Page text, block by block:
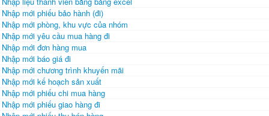
Nhập mới phiếu bảo hành (đi)
Nhập mới phòng, khu vực của nhóm
Nhập mới yêu cầu mua hàng đi
Nhập mới đơn hàng mua
Nhập mới báo giá đi
Nhập mới chương trình khuyến mãi
Nhập mới kế hoạch sản xuất
Nhập mới phiếu chi mua hàng
Nhập mới phiếu giao hàng đi